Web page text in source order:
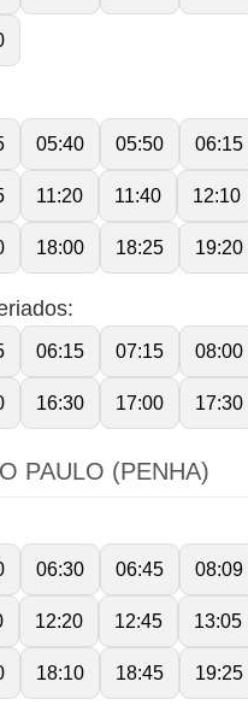
05:40 05:50 06:15
11:20 11:40 12:10
18:00 18:25 19:20
06:15 07:15 08:00
16:30 17:00 17:30
PAULO (PENHA)
06:30 06:45 08:09
12:20 12:45 13:05
18:10 18:45 19:25